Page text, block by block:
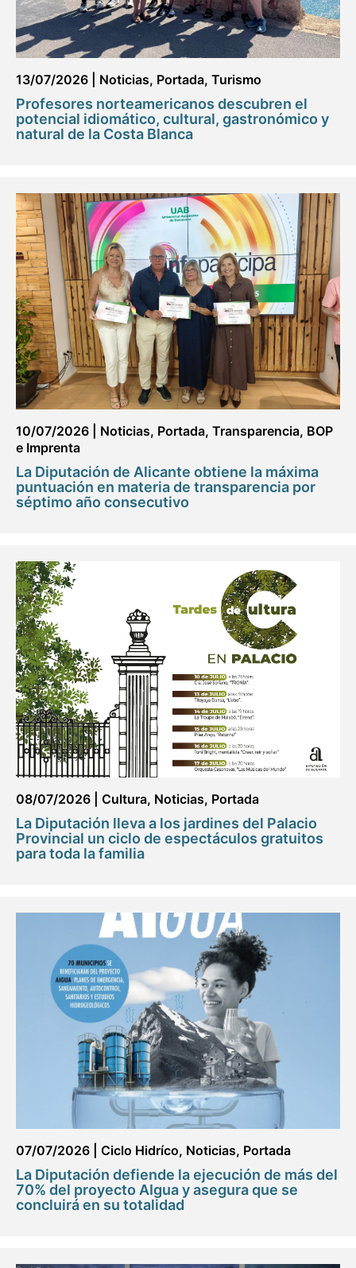
13/07/2026 Noticias, Portada, Turismo
Profesores norteamericanos descubren el
potencial idiomático, cultural, gastronómico y
natural de la Costa Blanca
10/07/2026 Noticias, Portada, Transparencia, BOP
e Imprenta
La Diputación de Alicante obtiene la máxima
puntuación en materia de transparencia por
séptimo año consecutivo
08/07/2026 Cultura, Noticias, Portada
La Diputación lleva a los jardines del Palacio
Provincial un ciclo de espectáculos gratuitos
para toda la familia
07/07/2026 Ciclo Hidríco, Noticias, Portada
La Diputación defiende la ejecución de más del
70% del proyecto AIgua y asegura que se
concluirá en su totalidad